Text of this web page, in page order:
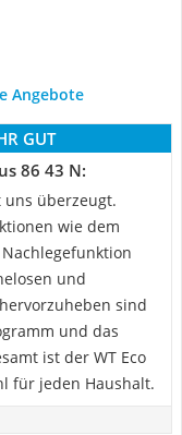
Angebote
GUT
86 43 N:
uns überzeugt.
wie dem
und
sind
und das
ist der WT Eco
für jeden Haushalt.